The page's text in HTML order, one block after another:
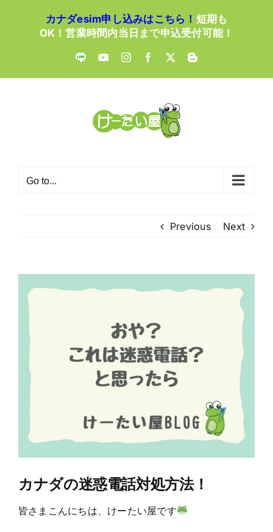
カナダesim申し込みはこちら！ 短期も
OK！営業時間内当日まで申込受付可能！
LINE YouTubeInstagramFacebook
X Blogger
Go to...
Previous Next
Larger
カナダの迷惑電話対処方法！
皆さまこんにちは、けーたい屋です